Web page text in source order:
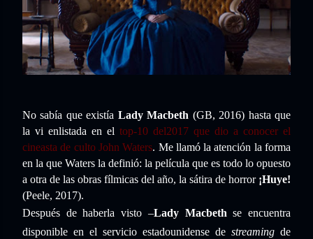
No sabía que existía Lady Macbeth (GB, 2016) hasta que
la vi enlistada en el top-10 del2017 que dio a conocer el
cineasta de culto John Waters. Me llamó la atención la forma
en la que Waters la definió: la película que es todo lo opuesto
a otra de las obras fílmicas del año, la sátira de horror ¡Huye!
(Peele, 2017).
Después de haberla visto –Lady Macbeth se encuentra
disponible en el servicio estadounidense de streaming de